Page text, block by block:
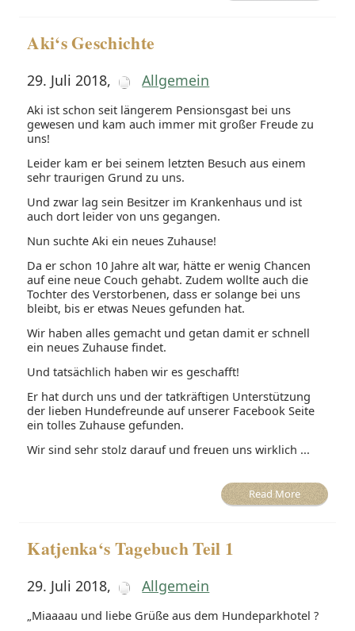
Aki‘s Geschichte
29. Juli 2018, Allgemein
Aki ist schon seit längerem Pensionsgast bei uns
gewesen und kam auch immer mit großer Freude zu
uns!
Leider kam er bei seinem letzten Besuch aus einem
sehr traurigen Grund zu uns.
Und zwar lag sein Besitzer im Krankenhaus und ist
auch dort leider von uns gegangen.
Nun suchte Aki ein neues Zuhause!
Da er schon 10 Jahre alt war, hätte er wenig Chancen
auf eine neue Couch gehabt. Zudem wollte auch die
Tochter des Verstorbenen, dass er solange bei uns
bleibt, bis er etwas Neues gefunden hat.
Wir haben alles gemacht und getan damit er schnell
ein neues Zuhause findet.
Und tatsächlich haben wir es geschafft!
Er hat durch uns und der tatkräftigen Unterstützung
der lieben Hundefreunde auf unserer Facebook Seite
ein tolles Zuhause gefunden.
Wir sind sehr stolz darauf und freuen uns wirklich ...
Read More
Katjenka‘s Tagebuch Teil 1
29. Juli 2018, Allgemein
„Miaaaau und liebe Grüße aus dem Hundeparkhotel ?